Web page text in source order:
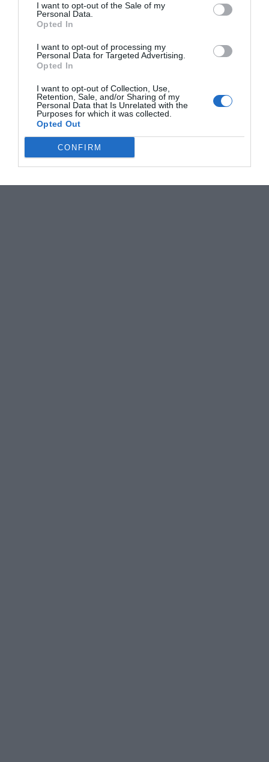
I want to opt-out of the Sale of my
Personal Data.
Opted In
I want to opt-out of processing my
Personal Data for Targeted Advertising.
Opted In
I want to opt-out of Collection, Use,
Retention, Sale, and/or Sharing of my
Personal Data that Is Unrelated with the
Purposes for which it was collected.
Opted Out
CONFIRM